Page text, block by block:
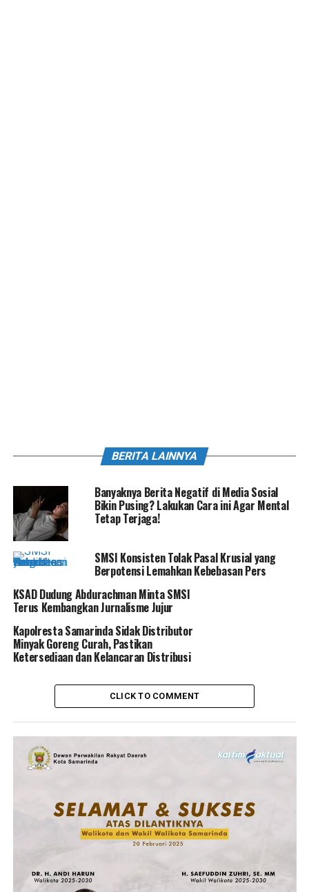
BERITA LAINNYA
Banyaknya Berita Negatif di Media Sosial
Bikin Pusing? Lakukan Cara ini Agar Mental
Tetap Terjaga!
SMSI Konsisten Tolak Pasal Krusial yang
Berpotensi Lemahkan Kebebasan Pers
KSAD Dudung Abdurachman Minta SMSI
Terus Kembangkan Jurnalisme Jujur
Kapolresta Samarinda Sidak Distributor
Minyak Goreng Curah, Pastikan
Ketersediaan dan Kelancaran Distribusi
CLICK TO COMMENT